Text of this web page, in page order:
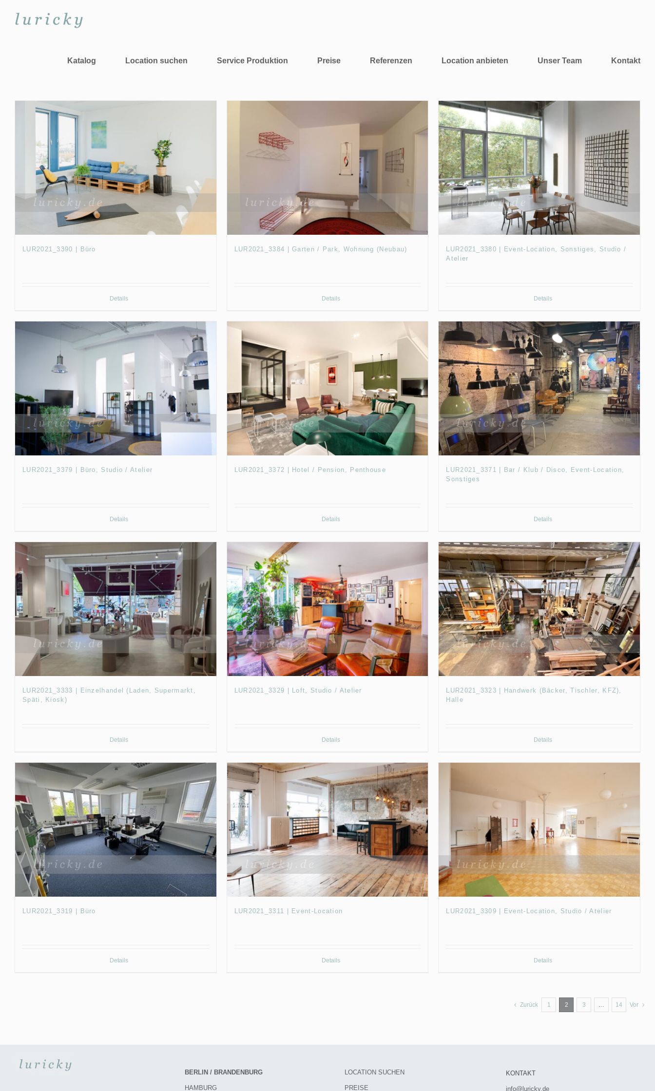
springen
Katalog Location suchen Service Produktion Preise Referenzen Location anbieten Unser Team Kontakt
LUR2021_3390 | Büro
Details
LUR2021_3384 | Garten / Park, Wohnung (Neubau)
Details
LUR2021_3380 | Event-Location, Sonstiges, Studio /
Atelier
Details
LUR2021_3379 | Büro, Studio / Atelier
Details
LUR2021_3372 | Hotel / Pension, Penthouse
Details
LUR2021_3371 | Bar / Klub / Disco, Event-Location,
Sonstiges
Details
LUR2021_3333 | Einzelhandel (Laden, Supermarkt,
Späti, Kiosk)
Details
LUR2021_3329 | Loft, Studio / Atelier
Details
LUR2021_3323 | Handwerk (Bäcker, Tischler, KFZ),
Halle
Details
LUR2021_3319 | Büro
Details
LUR2021_3311 | Event-Location
Details
LUR2021_3309 | Event-Location, Studio / Atelier
Details
Zurück 1 2 3 14 Vor
BERLIN / BRANDENBURG
HAMBURG
LOCATION SUCHEN
PREISE
KONTAKT
info@luricky.de